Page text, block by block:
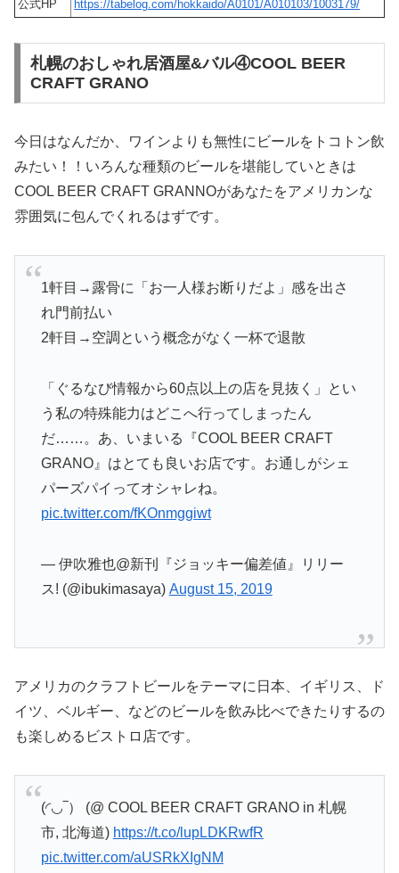
公式HP https://tabelog.com/hokkaido/A0101/A010103/1003179/
札幌のおしゃれ居酒屋&バル④COOL BEER
CRAFT GRANO
今日はなんだか、ワインよりも無性にビールをトコトン飲
みたい！！いろんな種類のビールを堪能していときは
COOL BEER CRAFT GRANNOがあなたをアメリカンな
雰囲気に包んでくれるはずです。
1軒目→露骨に「お一人様お断りだよ」感を出さ
れ門前払い
2軒目→空調という概念がなく一杯で退散
「ぐるなび情報から60点以上の店を見抜く」とい
う私の特殊能力はどこへ行ってしまったん
だ……。あ、いまいる『COOL BEER CRAFT
GRANO』はとても良いお店です。お通しがシェ
パーズパイってオシャレね。
pic.twitter.com/fKOnmggiwt
— 伊吹雅也@新刊『ジョッキー偏差値』リリー
ス! (@ibukimasaya) August 15, 2019
アメリカのクラフトビールをテーマに日本、イギリス、ド
イツ、ベルギー、などのビールを飲み比べできたりするの
も楽しめるビストロ店です。
(◜◡‾） (@ COOL BEER CRAFT GRANO in 札幌
市, 北海道) https://t.co/lupLDKRwfR
pic.twitter.com/aUSRkXIgNM